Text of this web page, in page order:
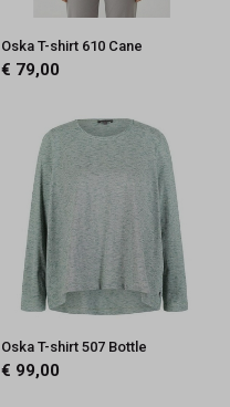
Oska T-shirt 610 Cane
€ 79,00
Oska T-shirt 507 Bottle
€ 99,00